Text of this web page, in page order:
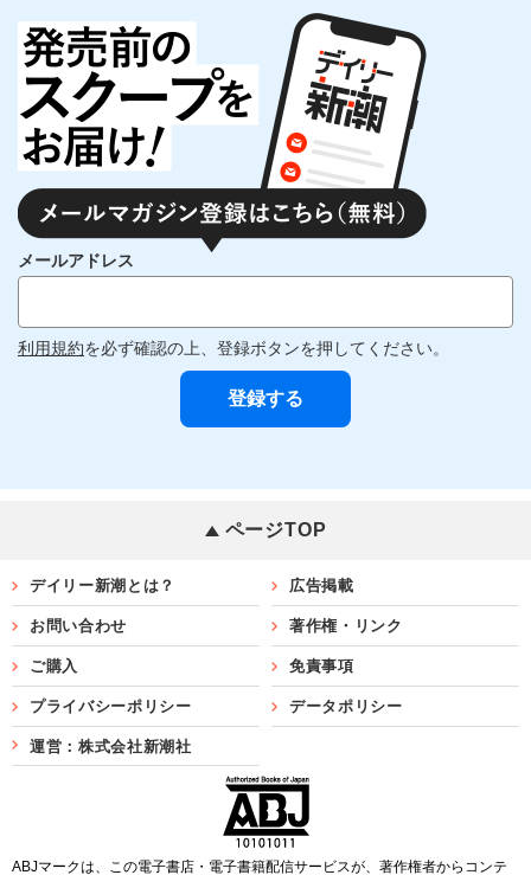
メールアドレス
利用規約を必ず確認の上、登録ボタンを押してください。
ページTOP
デイリー新潮とは？ 広告掲載
お問い合わせ 著作権・リンク
ご購入 免責事項
プライバシーポリシー データポリシー
運営：株式会社新潮社
ABJマークは、この電子書店・電子書籍配信サービスが、著作権者からコンテ